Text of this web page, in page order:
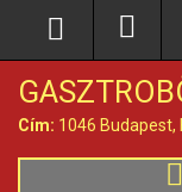
Cím: 1046 Budapest,